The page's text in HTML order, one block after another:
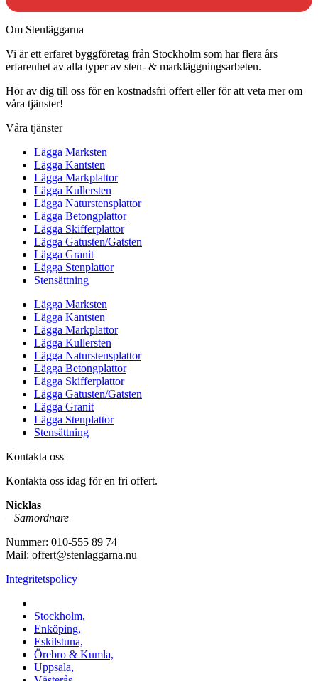
Om Stenläggarna
Vi är ett erfaret byggföretag från Stockholm som har flera års
erfarenhet av alla typer av sten- & markläggningsarbeten.
Hör av dig till oss för en kostnadsfri offert eller för att veta mer om
våra tjänster!
Våra tjänster
Lägga Marksten
Lägga Kantsten
Lägga Markplattor
Lägga Kullersten
Lägga Naturstensplattor
Lägga Betongplattor
Lägga Skifferplattor
Lägga Gatusten/Gatsten
Lägga Granit
Lägga Stenplattor
Stensättning
Lägga Marksten
Lägga Kantsten
Lägga Markplattor
Lägga Kullersten
Lägga Naturstensplattor
Lägga Betongplattor
Lägga Skifferplattor
Lägga Gatusten/Gatsten
Lägga Granit
Lägga Stenplattor
Stensättning
Kontakta oss
Kontakta oss idag för en fri offert.
Nicklas
– Samordnare
Nummer: 010-555 89 74
Mail: offert@stenlaggarna.nu
Integritetspolicy
Stockholm,
Enköping,
Eskilstuna,
Örebro & Kumla,
Uppsala,